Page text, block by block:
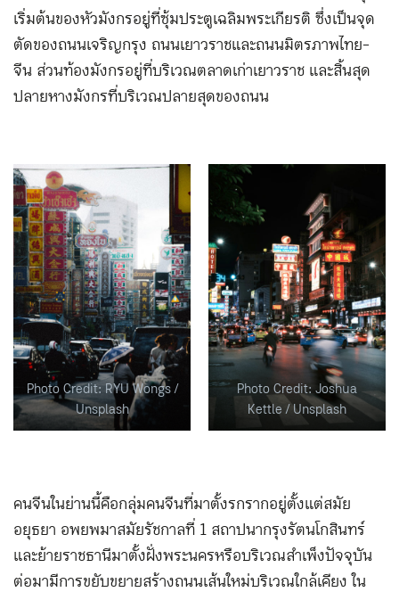
เริ่มต้นของหัวมังกรอยู่ที่ซุ้มประตูเฉลิมพระเกียรติ ซึ่งเป็นจุด
ตัดของถนนเจริญกรุง ถนนเยาวราช และถนนมิตรภาพไทย-
จีน ส่วนท้องมังกรอยู่ที่บริเวณตลาดเก่าเยาวราช และสิ้นสุด
ปลายหางมังกรที่บริเวณปลายสุดของถนน
Photo Credit: RYU Wongs /
Unsplash
Photo Credit: Joshua
Kettle / Unsplash
คนจีนในย่านนี้คือกลุ่มคนจีนที่มาตั้งรกรากอยู่ตั้งแต่สมัย
อยุธยา อพยพมาสมัยรัชกาลที่ 1 สถาปนากรุงรัตนโกสินทร์
และย้ายราชธานีมาตั้งฝั่งพระนครหรือบริเวณสำเพ็งปัจจุบัน
ต่อมามีการขยับขยายสร้างถนนเส้นใหม่บริเวณใกล้เคียง ใน